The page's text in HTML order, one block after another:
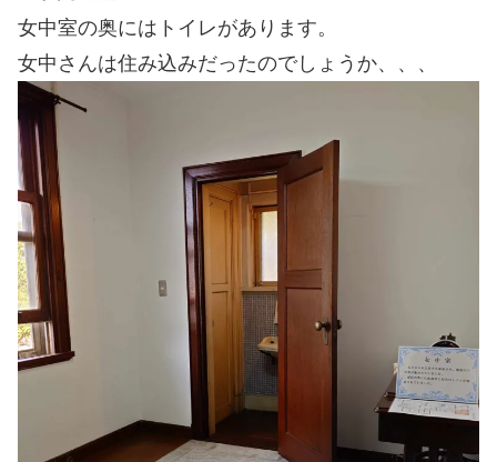
女中室の奥にはトイレがあります。
女中さんは住み込みだったのでしょうか、、、